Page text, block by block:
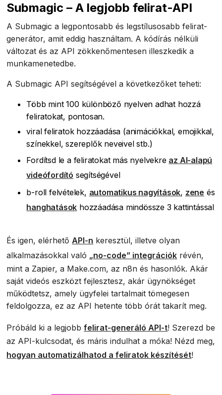
Submagic – A legjobb felirat-API
A Submagic a legpontosabb és legstílusosabb felirat-
generátor, amit eddig használtam. A kódírás nélküli
változat és az API zökkenőmentesen illeszkedik a
munkamenetedbe.
A Submagic API segítségével a következőket teheti:
Több mint 100 különböző nyelven adhat hozzá
feliratokat, pontosan.
viral feliratok hozzáadása (animációkkal, emojikkal,
színekkel, szereplők neveivel stb.)
Fordítsd le a feliratokat más nyelvekre az AI-alapú
videófordító segítségével
b-roll felvételek, automatikus nagyítások, zene és
hanghatások hozzáadása mindössze 3 kattintással
És igen, elérhetőAPI-n keresztül, illetve olyan
alkalmazásokkal való „no-code” integrációk révén,
mint a Zapier, a Make.com, az n8n és hasonlók. Akár
saját videós eszközt fejlesztesz, akár ügynökséget
működtetsz, amely ügyfelei tartalmait tömegesen
feldolgozza, ez az API hetente több órát takarít meg.
Próbáld ki a legjobbfelirat-generáló API-t! Szerezd be
az API-kulcsodat, és máris indulhat a móka! Nézd meg,
hogyan automatizálhatod a feliratok készítését!